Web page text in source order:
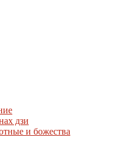
дзи
и божества